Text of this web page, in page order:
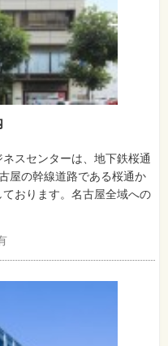
スセンターは、地下鉄桜通
屋の幹線道路である桜通か
おります。名古屋全域への